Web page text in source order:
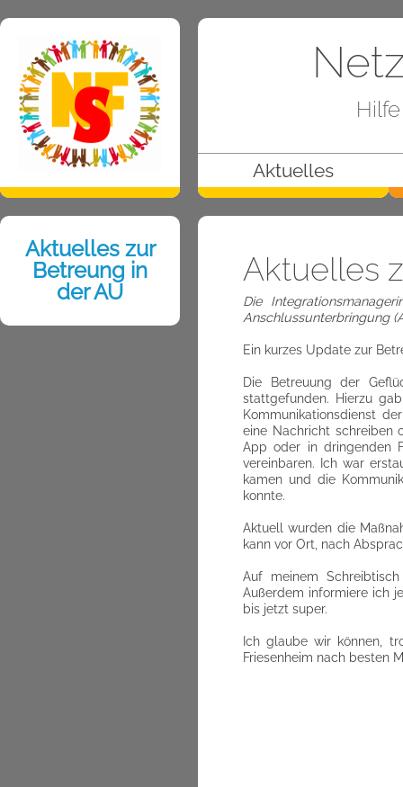
Aktuelles
Aktuelles zur
Betreung in
der AU
Aktuelles
Die
Anschlussunterbringung
Ein kurzes Update zur
Die Betreuung der
stattgefunden. Hierzu
Kommunikationsdienst
eine Nachricht schreiben
App oder in dringenden
vereinbaren. Ich war
kamen und die
konnte.
Aktuell wurden die
kann vor Ort, nach
Auf meinem
Außerdem informiere ich
bis jetzt super.
Ich glaube wir können,
Friesenheim nach besten